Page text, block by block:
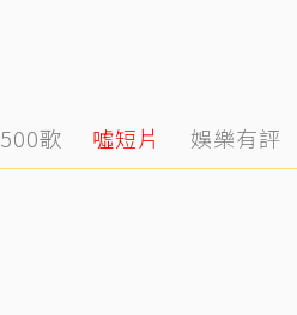
500歌 噓短片 娛樂有評